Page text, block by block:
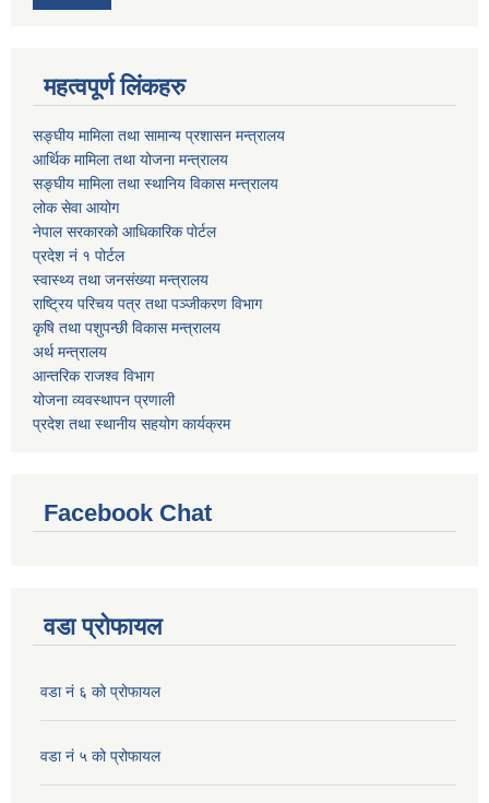
महत्वपूर्ण लिंकहरु
सङ्घीय मामिला तथा सामान्य प्रशासन मन्त्रालय
आर्थिक मामिला तथा योजना मन्त्रालय
सङ्घीय मामिला तथा स्थानिय विकास मन्त्रालय
लोक सेवा आयोग
नेपाल सरकारको आधिकारिक पोर्टल
प्रदेश नं १ पोर्टल
स्वास्थ्य तथा जनसंख्या मन्त्रालय
राष्ट्रिय परिचय पत्र तथा पञ्जीकरण विभाग
कृषि तथा पशुपन्छी विकास मन्त्रालय
अर्थ मन्त्रालय
आन्तरिक राजश्व विभाग
योजना व्यवस्थापन प्रणाली
प्रदेश तथा स्थानीय सहयोग कार्यक्रम
Facebook Chat
वडा प्रोफायल
वडा नं ६ को प्रोफायल
वडा नं ५ को प्रोफायल